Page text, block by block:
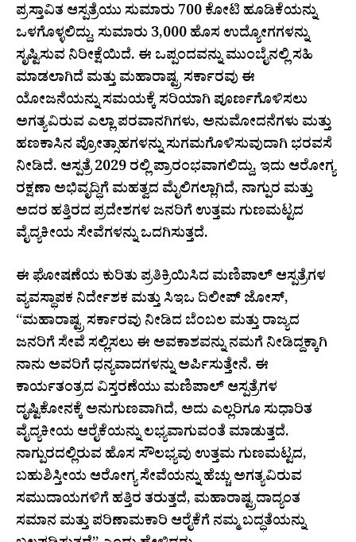
ಪ್ರಸ್ತಾವಿತ ಆಸ್ಪತ್ರೆಯು ಸುಮಾರು ₹700 ಕೋಟಿ ಹೂಡಿಕೆಯನ್ನು
ಒಳಗೊಳ್ಳಲಿದ್ದು, ಸುಮಾರು 3,000 ಹೊಸ ಉದ್ಯೋಗಗಳನ್ನು
ಸೃಷ್ಟಿಸುವ ನಿರೀಕ್ಷೆಯಿದೆ. ಈ ಒಪ್ಪಂದವನ್ನು ಮುಂಬೈನಲ್ಲಿ ಸಹಿ
ಮಾಡಲಾಗಿದೆ ಮತ್ತು ಮಹಾರಾಷ್ಟ್ರ ಸರ್ಕಾರವು ಈ
ಯೋಜನೆಯನ್ನು ಸಮಯಕ್ಕೆ ಸರಿಯಾಗಿ ಪೂರ್ಣಗೊಳಿಸಲು
ಅಗತ್ಯವಿರುವ ಎಲ್ಲಾ ಪರವಾನಗಿಗಳು, ಅನುಮೋದನೆಗಳು ಮತ್ತು
ಹಣಕಾಸಿನ ಪ್ರೋತ್ಸಾಹಗಳನ್ನು ಸುಗಮಗೊಳಿಸುವುದಾಗಿ ಭರವಸೆ
ನೀಡಿದೆ. ಆಸ್ಪತ್ರೆ 2029 ರಲ್ಲಿ ಪ್ರಾರಂಭವಾಗಲಿದ್ದು, ಇದು ಆರೋಗ್ಯ
ರಕ್ಷಣಾ ಅಭಿವೃದ್ಧಿಗೆ ಮಹತ್ವದ ಮೈಲಿಗಲ್ಲಾಗಿದೆ, ನಾಗ್ಪುರ ಮತ್ತು
ಅದರ ಹತ್ತಿರದ ಪ್ರದೇಶಗಳ ಜನರಿಗೆ ಉತ್ತಮ ಗುಣಮಟ್ಟದ
ವೈದ್ಯಕೀಯ ಸೇವೆಗಳನ್ನು ಒದಗಿಸುತ್ತದೆ.
ಈ ಘೋಷಣೆಯ ಕುರಿತು ಪ್ರತಿಕ್ರಿಯಿಸಿದ ಮಣಿಪಾಲ್ ಆಸ್ಪತ್ರೆಗಳ
ವ್ಯವಸ್ಥಾಪಕ ನಿರ್ದೇಶಕ ಮತ್ತು ಸಿಇಒ ದಿಲೀಪ್ ಜೋಸ್,
“ಮಹಾರಾಷ್ಟ್ರ ಸರ್ಕಾರವು ನೀಡಿದ ಬೆಂಬಲ ಮತ್ತು ರಾಜ್ಯದ
ಜನರಿಗೆ ಸೇವೆ ಸಲ್ಲಿಸಲು ಈ ಅವಕಾಶವನ್ನು ನಮಗೆ ನೀಡಿದ್ದಕ್ಕಾಗಿ
ನಾನು ಅವರಿಗೆ ಧನ್ಯವಾದಗಳನ್ನು ಅರ್ಪಿಸುತ್ತೇನೆ. ಈ
ಕಾರ್ಯತಂತ್ರದ ವಿಸ್ತರಣೆಯು ಮಣಿಪಾಲ್ ಆಸ್ಪತ್ರೆಗಳ
ದೃಷ್ಟಿಕೋನಕ್ಕೆ ಅನುಗುಣವಾಗಿದೆ, ಅದು ಎಲ್ಲರಿಗೂ ಸುಧಾರಿತ
ವೈದ್ಯಕೀಯ ಆರೈಕೆಯನ್ನು ಲಭ್ಯವಾಗುವಂತೆ ಮಾಡುತ್ತದೆ.
ನಾಗ್ಪುರದಲ್ಲಿರುವ ಹೊಸ ಸೌಲಭ್ಯವು ಉತ್ತಮ ಗುಣಮಟ್ಟದ,
ಬಹುಶಿಸ್ತೀಯ ಆರೋಗ್ಯ ಸೇವೆಯನ್ನು ಹೆಚ್ಚು ಅಗತ್ಯವಿರುವ
ಸಮುದಾಯಗಳಿಗೆ ಹತ್ತಿರ ತರುತ್ತದೆ, ಮಹಾರಾಷ್ಟ್ರದಾದ್ಯಂತ
ಸಮಾನ ಮತ್ತು ಪರಿಣಾಮಕಾರಿ ಆರೈಕೆಗೆ ನಮ್ಮ ಬದ್ಧತೆಯನ್ನು